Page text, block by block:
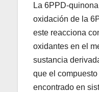
La 6PPD-
oxidación de la
este reacciona
oxidantes en el
sustancia
que el
encontrado en